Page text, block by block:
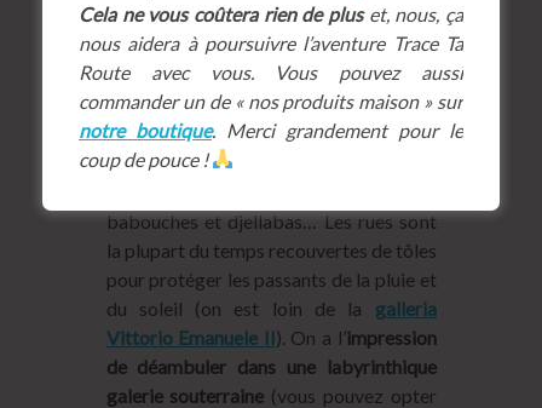
Le mot souksignifiant « marché »,
chacun a sa spécificité à Marrakech
avec des rues commerçantes dédiées. Il
y a le souk de ferronniers, des tanneurs,
des maroquiniers, des fruits et légumes,
babouches et djellabas… Les rues sont
la plupart du temps recouvertes de tôles
pour protéger les passants de la pluie et
du soleil (on est loin de la galleria
Vittorio Emanuele II). On a l’impression
de déambuler dans une labyrinthique
galerie souterraine (vous pouvez opter
Cela ne vous coûtera rien de pluset, nous, ça
nous aidera à poursuivre l’aventure Trace Ta
Route avec vous. Vous pouvez aussi
commander un de « nos produits maison » sur
notre boutique. Merci grandement pour le
coup de pouce !